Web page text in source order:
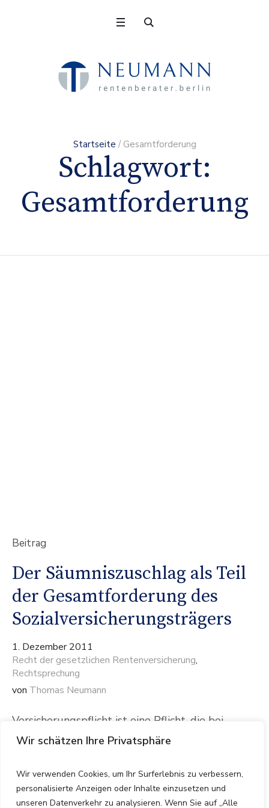
Wir schätzen Ihre Privatsphäre
Wir verwenden Cookies, um Ihr Surferlebnis zu verbessern,
personalisierte Anzeigen oder Inhalte einzusetzen und
unseren Datenverkehr zu analysieren. Wenn Sie auf „Alle
Startseite / Gesamtforderung
Schlagwort:
Gesamtforderung
Beitrag
Der Säumniszuschlag als Teil
der Gesamtforderung des
Sozialversicherungsträgers
1. Dezember 2011
Recht der gesetzlichen Rentenversicherung,
Rechtsprechung
von Thomas Neumann
Versicherungspflicht ist eine Pflicht, die bei
Nichtbeachtung erhebliche finanzielle
kann. Die juristischen Datenbanken belegen dies
mit folgenden letzten Entscheidungen: